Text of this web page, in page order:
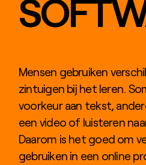
Mensen gebruiken
zintuigen bij het leren.
voorkeur aan tekst,
een video of luisteren
Daarom is het goed om
gebruiken in een online